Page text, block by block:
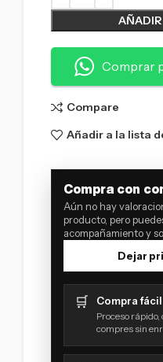
Comprar
Compare
Añadir a la lista
Compra con
Aún no hay
producto, pero
acompañamiento y
Dejar
🛒 Compra fácil
Proceso
compres sin